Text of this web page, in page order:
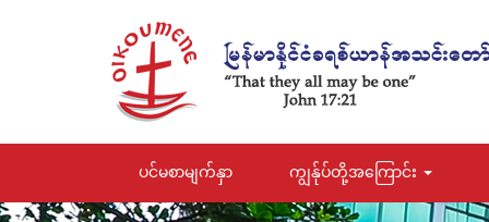
ပင်မစာမျက်နှာ ကျွန်ုပ်တို့အကြောင်း